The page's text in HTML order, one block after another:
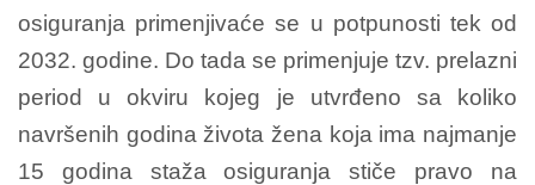
osiguranja primenjivaće se u potpunosti tek od
2032. godine. Do tada se primenjuje tzv. prelazni
period u okviru kojeg je utvrđeno sa koliko
navršenih godina života žena koja ima najmanje
15 godina staža osiguranja stiče pravo na